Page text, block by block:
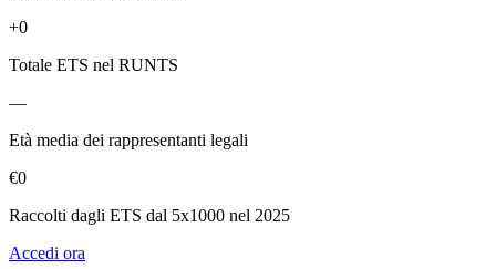
+0
Totale ETS nel RUNTS
—
Età media dei rappresentanti legali
€0
Raccolti dagli ETS dal 5x1000 nel 2025
Accedi ora